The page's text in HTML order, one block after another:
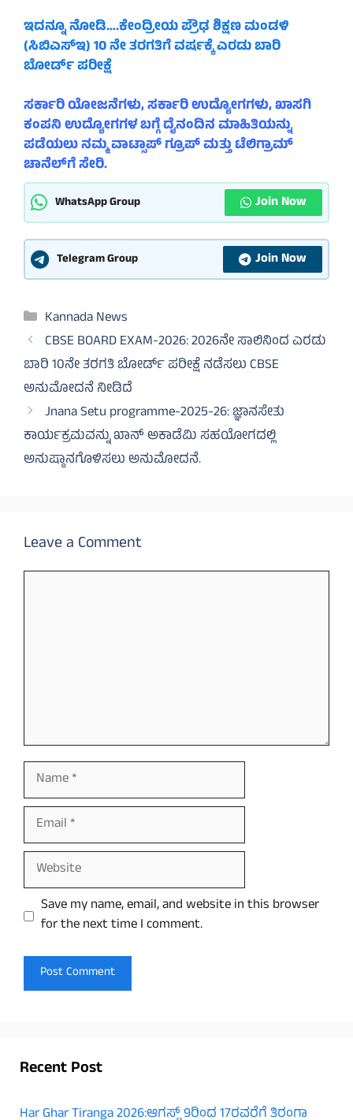
ಇದನ್ನೂ ನೋಡಿ….ಕೇಂದ್ರೀಯ ಪ್ರೌಢ ಶಿಕ್ಷಣ ಮಂಡಳಿ
(ಸಿಬಿಎಸ್‌ಇ) 10 ನೇ ತರಗತಿಗೆ ವರ್ಷಕ್ಕೆ ಎರಡು ಬಾರಿ
ಬೋರ್ಡ್ ಪರೀಕ್ಷೆ
ಸರ್ಕಾರಿ ಯೋಜನೆಗಳು, ಸರ್ಕಾರಿ ಉದ್ಯೋಗಗಳು, ಖಾಸಗಿ
ಕಂಪನಿ ಉದ್ಯೋಗಗಳ ಬಗ್ಗೆ ದೈನಂದಿನ ಮಾಹಿತಿಯನ್ನು
ಪಡೆಯಲು ನಮ್ಮ ವಾಟ್ಸಾಪ್ ಗ್ರೂಪ್ ಮತ್ತು ಟೆಲಿಗ್ರಾಮ್
ಚಾನೆಲ್‌ಗೆ ಸೇರಿ.
WhatsApp Group Join Now
Telegram Group Join Now
Categories
Kannada News
CBSE BOARD EXAM-2026: 2026ನೇ ಸಾಲಿನಿಂದ ಎರಡು
ಬಾರಿ 10ನೇ ತರಗತಿ ಬೋರ್ಡ್ ಪರೀಕ್ಷೆ ನಡೆಸಲು CBSE
ಅನುಮೋದನೆ ನೀಡಿದೆ
Jnana Setu programme-2025-26: ಜ್ಞಾನಸೇತು
ಕಾರ್ಯಕ್ರಮವನ್ನು ಖಾನ್ ಅಕಾಡೆಮಿ ಸಹಯೋಗದಲ್ಲಿ
ಅನುಷ್ಠಾನಗೊಳಿಸಲು ಅನುಮೋದನೆ.
Leave a Comment
Name
Email
Website
Save my name, email, and website in this browser
for the next time I comment.
Recent Post
Har Ghar Tiranga 2026:ಆಗಸ್ಟ್ 9ರಿಂದ 17ರವರೆಗೆ ತಿರಂಗಾ